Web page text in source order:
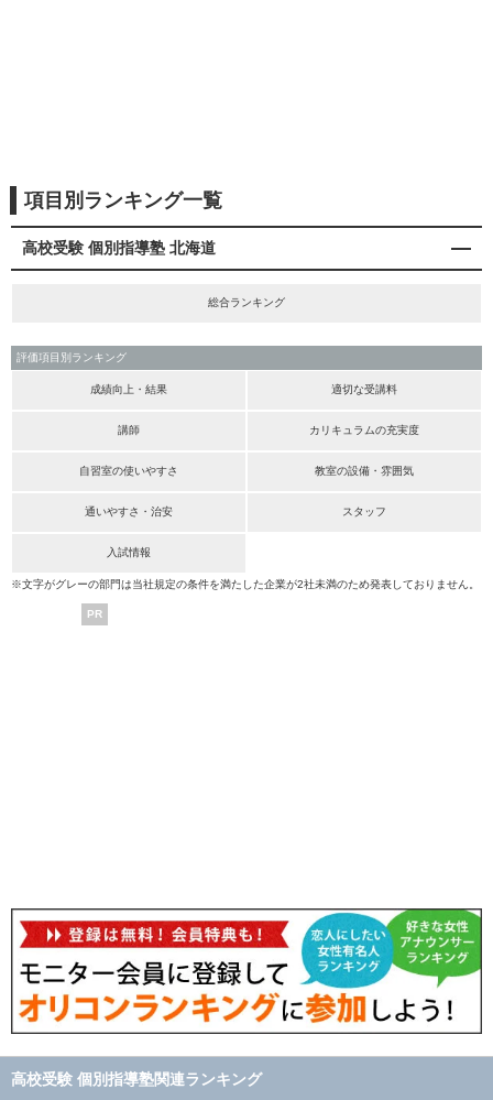
項目別ランキング一覧
高校受験 個別指導塾 北海道
総合ランキング
評価項目別ランキング
成績向上・結果 適切な受講料
講師 カリキュラムの充実度
自習室の使いやすさ 教室の設備・雰囲気
通いやすさ・治安 スタッフ
入試情報
※文字がグレーの部門は当社規定の条件を満たした企業が2社未満のため発表しておりません。
PR
高校受験 個別指導塾関連ランキング